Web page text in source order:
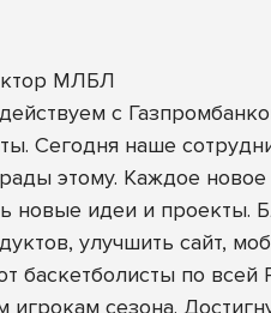
МЛБЛ
с
Сегодня наше
этому. Каждое
новые идеи и проекты.
улучшить сайт,
баскетболисты по
игрокам сезона.